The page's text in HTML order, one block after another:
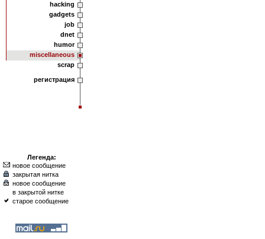
hacking
gadgets
job
dnet
humor
miscellaneous
scrap
регистрация
Легенда:
новое сообщение
закрытая нитка
новое сообщение
в закрытой нитке
старое сообщение